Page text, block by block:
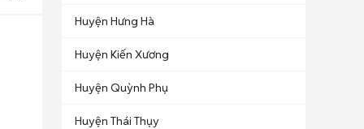
Huyện Hưng Hà
Huyện Kiến Xương
Huyện Quỳnh Phụ
Huyện Thái Thụy